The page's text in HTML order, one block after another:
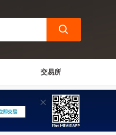
交易所